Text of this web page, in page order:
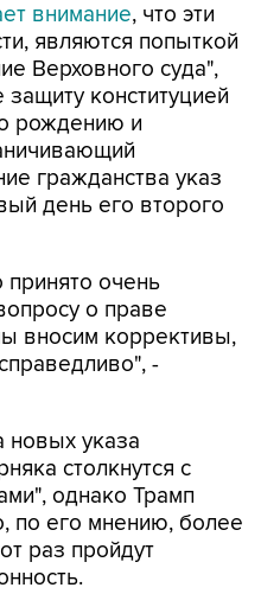
внимание, что эти
являются попыткой
Верховного суда",
конституцией
рождению и
гражданства указ
день его второго
очень
о праве
вносим коррективы,
-
новых указа
столкнутся с
однако Трамп
по его мнению, более
раз пройдут